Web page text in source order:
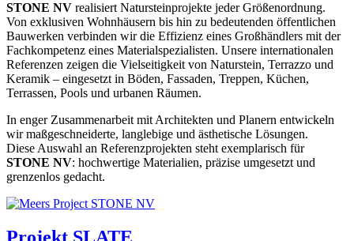
STONE NV realisiert Natursteinprojekte jeder Größenordnung.
Von exklusiven Wohnhäusern bis hin zu bedeutenden öffentlichen
Bauwerken verbinden wir die Effizienz eines Großhändlers mit der
Fachkompetenz eines Materialspezialisten. Unsere internationalen
Referenzen zeigen die Vielseitigkeit von Naturstein, Terrazzo und
Keramik – eingesetzt in Böden, Fassaden, Treppen, Küchen,
Terrassen, Pools und urbanen Räumen.
In enger Zusammenarbeit mit Architekten und Planern entwickeln
wir maßgeschneiderte, langlebige und ästhetische Lösungen.
Diese Auswahl an Referenzprojekten steht exemplarisch für
STONE NV: hochwertige Materialien, präzise umgesetzt und
grenzenlos gedacht.